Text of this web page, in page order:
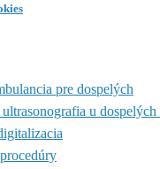
pre dospelých
u